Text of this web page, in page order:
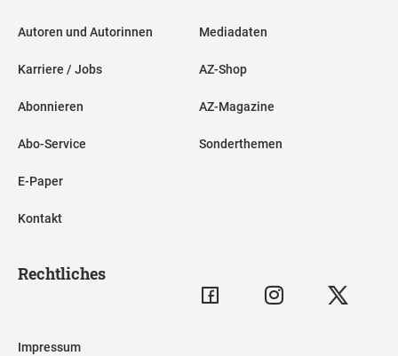
Autoren und Autorinnen
Karriere / Jobs
Abonnieren
Abo-Service
E-Paper
Kontakt
Mediadaten
AZ-Shop
AZ-Magazine
Sonderthemen
Rechtliches
Impressum